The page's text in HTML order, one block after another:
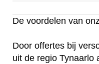
De voordelen van
Door offertes bij
uit de regio Tynaarlo